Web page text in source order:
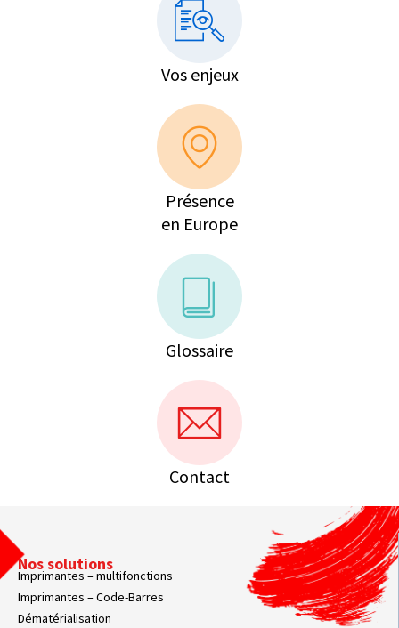
Vos enjeux
Présence
en Europe
Glossaire
Contact
Nos solutions
Imprimantes – multifonctions
Imprimantes – Code-Barres
Dématérialisation